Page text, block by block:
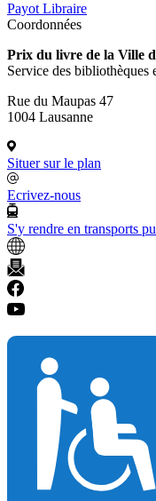
Payot Libraire
Coordonnées
Prix du livre de la Ville
Service des bibliothèques
Rue du Maupas 47
1004 Lausanne
Situer sur le plan
Ecrivez-nous
S'y rendre en transports